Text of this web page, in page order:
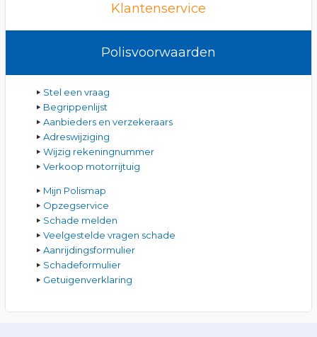
Klantenservice
Polisvoorwaarden
Stel een vraag
Begrippenlijst
Aanbieders en verzekeraars
Adreswijziging
Wijzig rekeningnummer
Verkoop motorrijtuig
Mijn Polismap
Opzegservice
Schade melden
Veelgestelde vragen schade
Aanrijdingsformulier
Schadeformulier
Getuigenverklaring